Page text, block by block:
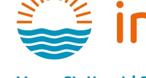
[ 10. April 2024 ]
SCHWIMMBAD -
SCHWIMMBAD -